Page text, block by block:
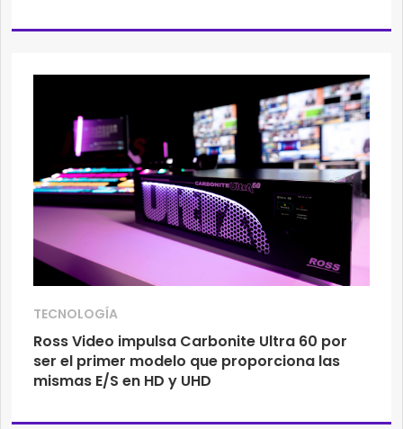
TECNOLOGÍA
Ross Video impulsa Carbonite Ultra 60 por
ser el primer modelo que proporciona las
mismas E/S en HD y UHD